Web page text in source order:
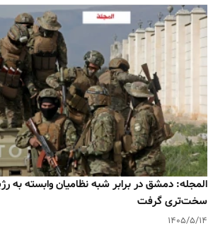
المجله: دمشق در برابر شبه‌ نظامیان وابسته به
سخت‌تری گرفت
۱۴۰۵/۵/۱۴